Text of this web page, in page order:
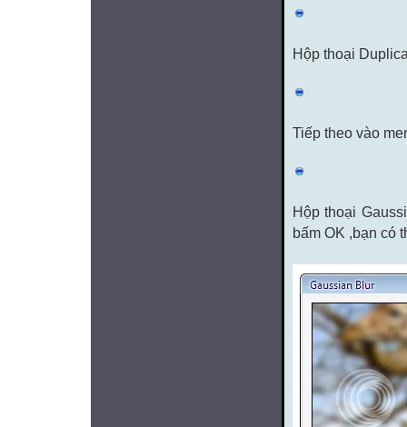
Hộp thoại
Tiếp theo vào
Hộp thoại
bấm OK ,bạn có